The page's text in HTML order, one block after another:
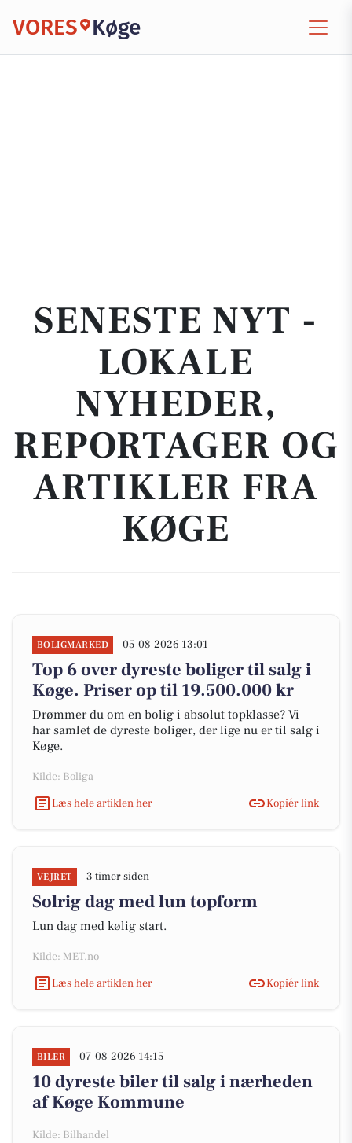
VORES Køge
SENESTE NYT -
LOKALE
NYHEDER,
REPORTAGER OG
ARTIKLER FRA
KØGE
BOLIGMARKED 05-08-2026 13:01
Top 6 over dyreste boliger til salg i
Køge. Priser op til 19.500.000 kr
Drømmer du om en bolig i absolut topklasse? Vi
har samlet de dyreste boliger, der lige nu er til salg i
Køge.
Kilde: Boliga
Læs hele artiklen her
Kopiér link
VEJRET 3 timer siden
Solrig dag med lun topform
Lun dag med kølig start.
Kilde: MET.no
Læs hele artiklen her
Kopiér link
BILER 07-08-2026 14:15
10 dyreste biler til salg i nærheden
af Køge Kommune
Kilde: Bilhandel